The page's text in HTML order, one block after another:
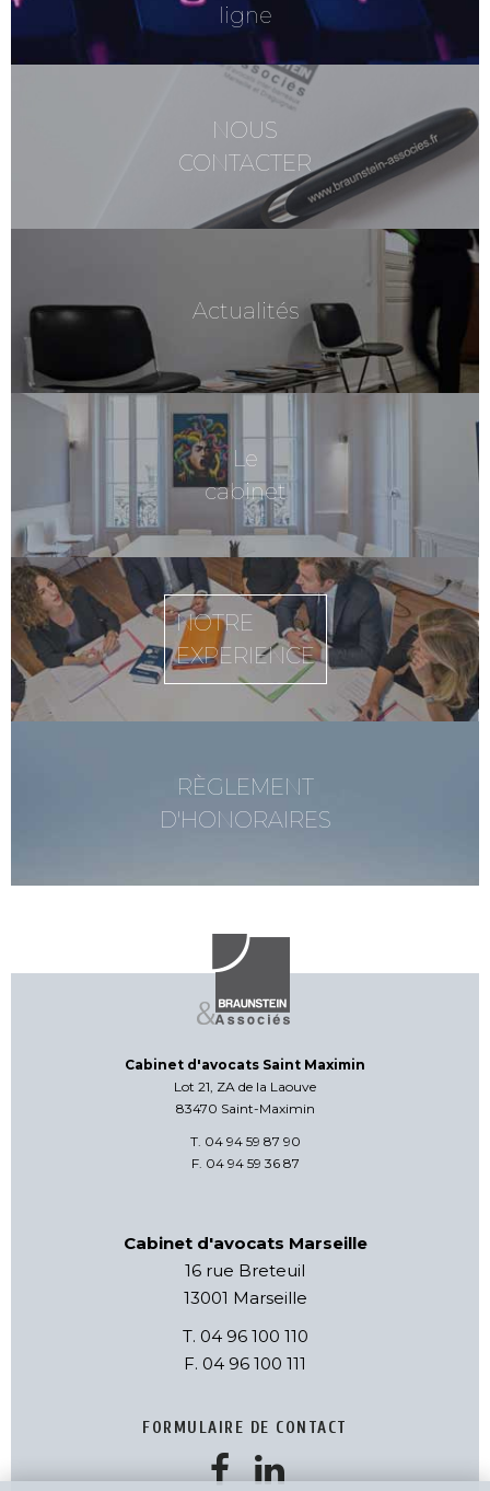
ligne
NOUS
CONTACTER
Actualités
Le
cabinet
NOTRE
EXPERIENCE
RÈGLEMENT
D'HONORAIRES
Cabinet d'avocats Saint Maximin
Lot 21, ZA de la Laouve
83470 Saint-Maximin
T. 04 94 59 87 90
F. 04 94 59 36 87
Cabinet d'avocats Marseille
16 rue Breteuil
13001 Marseille
T. 04 96 100 110
F. 04 96 100 111
FORMULAIRE DE CONTACT